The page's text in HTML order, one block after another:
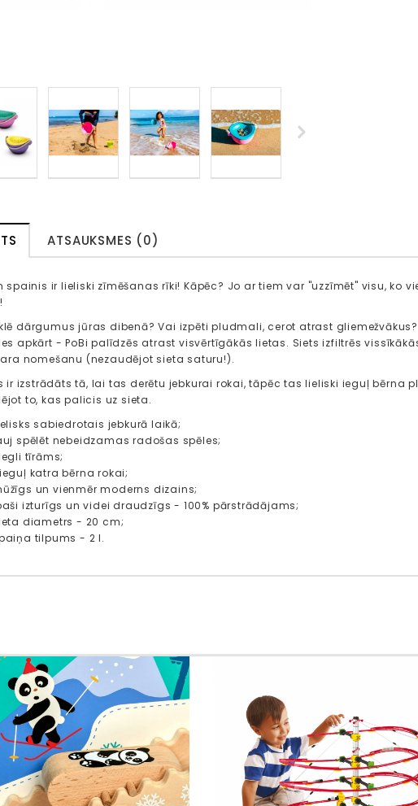
ATSAUKSMES (0)
spainis ir lieliski zīmēšanas rīki! Kāpēc? Jo ar tiem var "uzzīmēt" visu, ko
dārgumus jūras dibenā? Vai izpēti pludmali, cerot atrast
apkārt - PoBi palīdzēs atrast visvērtīgākās lietas. Siets izfiltrēs
nomešanu (nezaudējot sieta saturu!).
ir izstrādāts tā, lai tas derētu jebkurai rokai, tāpēc tas lieliski ieguļ bērna
to, kas palicis uz sieta.
sabiedrotais jebkurā laikā;
spēlēt nebeidzamas radošas spēles;
tīrāms;
katra bērna rokai;
un vienmēr moderns dizains;
izturīgs un videi draudzīgs - 100% pārstrādājams;
diametrs - 20 cm;
tilpums - 2 l.